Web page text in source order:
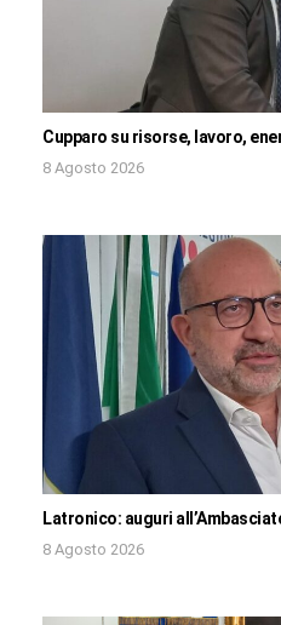
Cupparo su risorse, lavoro,
8 Agosto 2026
Latronico: auguri
8 Agosto 2026